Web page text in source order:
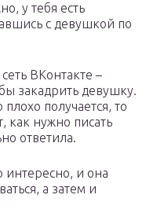
у тебя есть
с девушкой по
ВКонтакте –
закадрить девушку.
получается, то
как нужно писать
ответила.
интересно, и она
а затем и